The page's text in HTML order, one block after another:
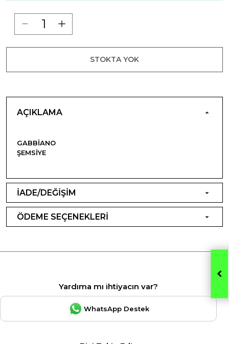
STOKTA YOK
AÇIKLAMA
GABBIANO
ŞEMSIYE
İADE/DEĞİŞİM
ÖDEME SEÇENEKLERİ
Yardıma mı ihtiyacın var?
WhatsApp Destek